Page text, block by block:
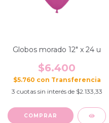
Globos morado 12" x 24 u
$6.400
$5.760 con
3 cuotas sin interés de $2.133,33